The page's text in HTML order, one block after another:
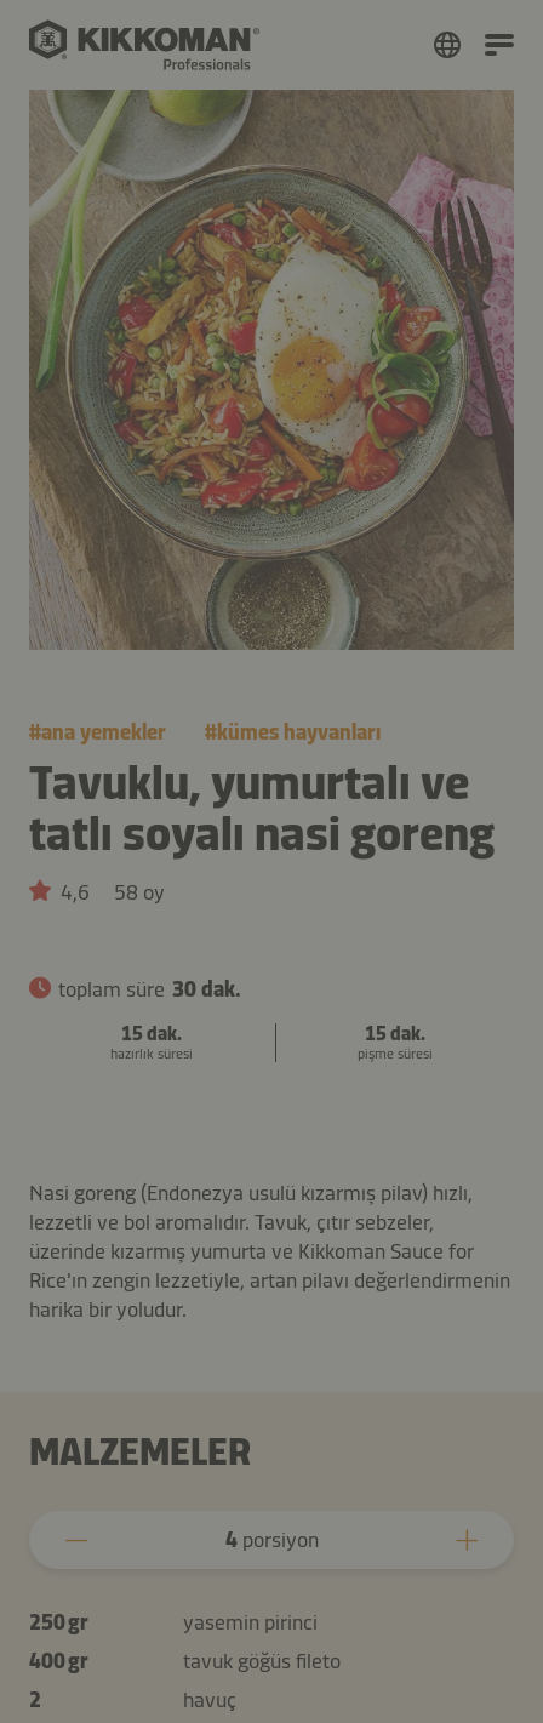
#ana yemekler #kümes hayvanları
Tavuklu, yumurtalı ve
tatlı soyalı nasi goreng
4,6 58 oy
toplam süre 30 dak.
15 dak.
hazırlık süresi
15 dak.
pişme süresi
Nasi goreng (Endonezya usulü kızarmış pilav) hızlı,
lezzetli ve bol aromalıdır. Tavuk, çıtır sebzeler,
üzerinde kızarmış yumurta ve Kikkoman Sauce for
Rice'ın zengin lezzetiyle, artan pilavı değerlendirmenin
harika bir yoludur.
MALZEMELER
4porsiyon
250 gr
yasemin pirinci
400 gr
tavuk göğüs fileto
2
havuç